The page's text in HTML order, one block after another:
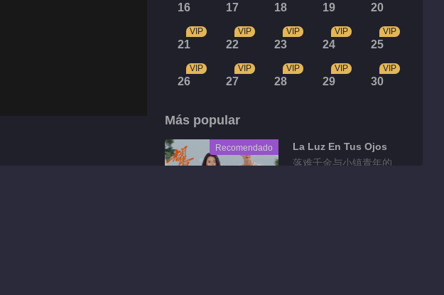
16 17 18 19 20
21
VIP
22
VIP
23
VIP
24
VIP
25
VIP
26
VIP
27
VIP
28
VIP
29
VIP
30
VIP
Más popular
Recomendado
La Luz En Tus Ojos
落难千金与小镇青年的